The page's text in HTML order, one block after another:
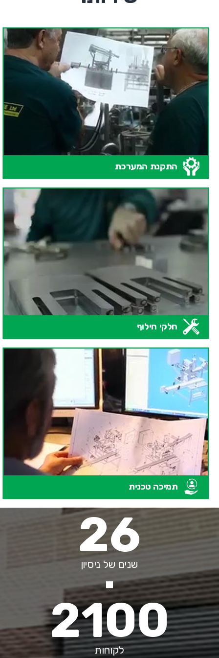
התקנת המערכת
חלקי חילוף
תמיכה טכנית
26
שנים של ניסיון
2100
לקוחות